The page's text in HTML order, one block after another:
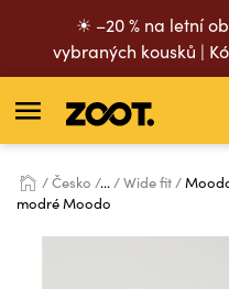
☀ –20 % na letní
vybraných kousků |
Česko ... Wide fit
modré Moodo